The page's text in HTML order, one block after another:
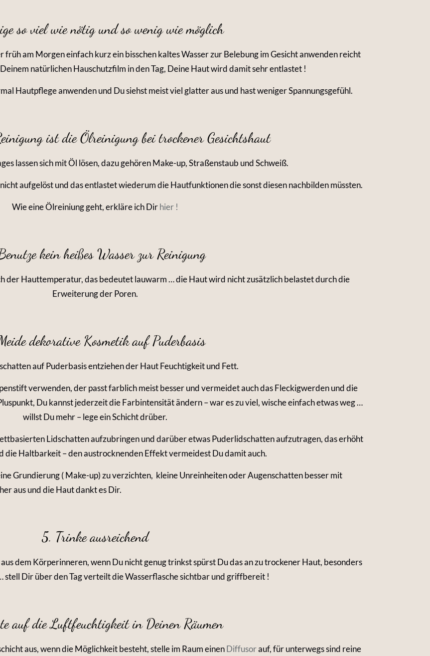
so viel wie nötig und so wenig wie möglich
früh am Morgen einfach kurz ein bisschen kaltes Wasser zur Belebung im Gesicht anwenden reicht
natürlichen Hauschutzfilm in den Tag, Deine Haut wird damit sehr entlastet !
Hautpflege anwenden und Du siehst meist viel glatter aus und hast weniger Spannungsgefühl.
ist die Ölreinigung bei trockener Gesichtshaut
lassen sich mit Öl lösen, dazu gehören Make-up, Straßenstaub und Schweiß.
aufgelöst und das entlastet wiederum die Hautfunktionen die sonst diesen nachbilden müssten.
Wie eine Ölreiniung geht, erkläre ich Dirhier !
kein heißes Wasser zur Reinigung
der Hauttemperatur, das bedeutet lauwarm … die Haut wird nicht zusätzlich belastet durch die
Erweiterung der Poren.
dekorative Kosmetik auf Puderbasis
auf Puderbasis entziehen der Haut Feuchtigkeit und Fett.
verwenden, der passt farblich meist besser und vermeidet auch das Fleckigwerden und die
Du kannst jederzeit die Farbintensität ändern – war es zu viel, wische einfach etwas weg …
willst Du mehr – lege ein Schicht drüber.
Lidschatten aufzubringen und darüber etwas Puderlidschatten aufzutragen, das erhöht
die Haltbarkeit – den austrocknenden Effekt vermeidest Du damit auch.
Grundierung ( Make-up) zu verzichten, kleine Unreinheiten oder Augenschatten besser mit
aus und die Haut dankt es Dir.
5. Trinke ausreichend
dem Körperinneren, wenn Du nicht genug trinkst spürst Du das an zu trockener Haut, besonders
stell Dir über den Tag verteilt die Wasserflasche sichtbar und griffbereit !
auf die Luftfeuchtigkeit in Deinen Räumen
aus, wenn die Möglichkeit besteht, stelle im Raum einenDiffusorauf, für unterwegs sind reine